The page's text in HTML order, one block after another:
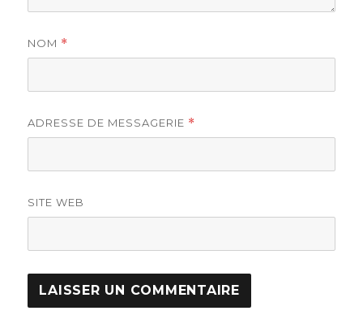
NOM *
ADRESSE DE MESSAGERIE *
SITE WEB